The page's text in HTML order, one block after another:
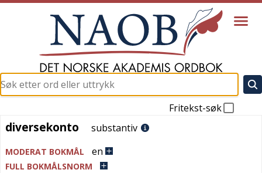
Fritekst-søk
diversekonto
diversekonto substantiv
MODERAT BOKMÅL en
FULL BOKMÅLSNORM